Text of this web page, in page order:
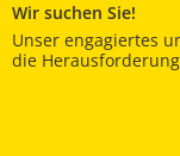
Wir suchen Sie!
Unser engagiertes
die